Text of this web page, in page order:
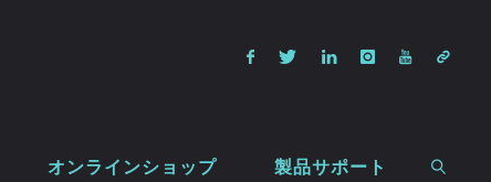
オンラインショップ 製品サポート